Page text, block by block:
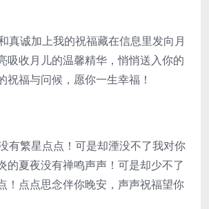
真诚加上我的祝福藏在信息里发向月
吸收月儿的温馨精华，悄悄送入你的
祝福与问候，愿你一生幸福！
有繁星点点！可是却湮没不了我对你
的夏夜没有禅鸣声声！可是却少不了
！点点思念伴你晚安，声声祝福望你